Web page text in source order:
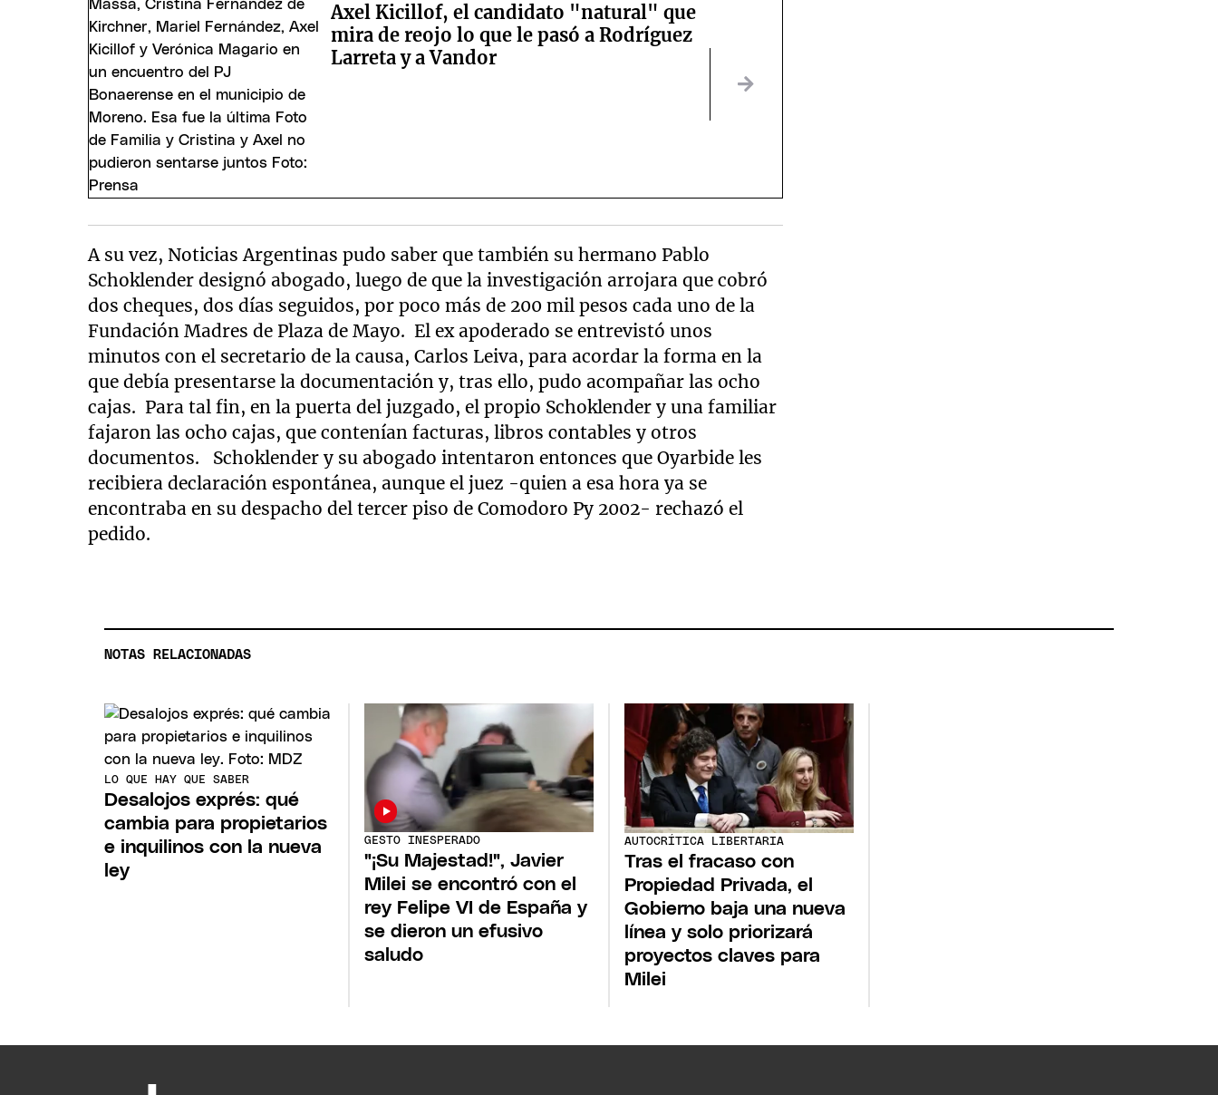
Axel Kicillof, el candidato "natural" que
mira de reojo lo que le pasó a Rodríguez
Larreta y a Vandor
A su vez, Noticias Argentinas pudo saber que también su hermano Pablo
Schoklender designó abogado, luego de que la investigación arrojara que cobró
dos cheques, dos días seguidos, por poco más de 200 mil pesos cada uno de la
Fundación Madres de Plaza de Mayo. El ex apoderado se entrevistó unos
minutos con el secretario de la causa, Carlos Leiva, para acordar la forma en la
que debía presentarse la documentación y, tras ello, pudo acompañar las ocho
cajas. Para tal fin, en la puerta del juzgado, el propio Schoklender y una familiar
fajaron las ocho cajas, que contenían facturas, libros contables y otros
documentos. Schoklender y su abogado intentaron entonces que Oyarbide les
recibiera declaración espontánea, aunque el juez -quien a esa hora ya se
encontraba en su despacho del tercer piso de Comodoro Py 2002- rechazó el
pedido.
NOTAS RELACIONADAS
LO QUE HAY QUE SABER
Desalojos exprés: qué
cambia para propietarios
e inquilinos con la nueva
ley
GESTO INESPERADO
"¡Su Majestad!", Javier
Milei se encontró con el
rey Felipe VI de España y
se dieron un efusivo
saludo
AUTOCRÍTICA LIBERTARIA
Tras el fracaso con
Propiedad Privada, el
Gobierno baja una nueva
línea y solo priorizará
proyectos claves para
Milei